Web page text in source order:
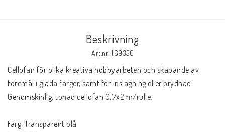
Beskrivning
Art.nr: 169350
Cellofan för olika kreativa hobbyarbeten och skapande av
föremål i glada färger, samt för inslagning eller prydnad.
Genomskinlig, tonad cellofan 0,7x2 m/rulle.
Färg: Transparent blå